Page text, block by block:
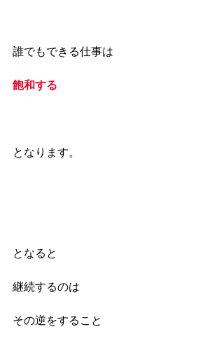
誰でもできる仕事は
飽和する
となります。
となると
継続するのは
その逆をすること